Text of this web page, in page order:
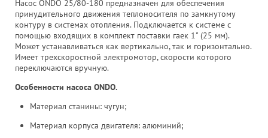
Насос ONDO 25/80-180 предназначен для обеспечения
принудительного движения теплоносителя по замкнутому
контуру в системах отопления. Подключается к системе с
помощью входящих в комплект поставки гаек 1" (25 мм).
Может устанавливаться как вертикально, так и горизонтально.
Имеет трехскоростной электромотор, скорости которого
переключаются вручную.
Особенности насоса ONDO.
Материал станины: чугун;
Материал корпуса двигателя: алюминий;